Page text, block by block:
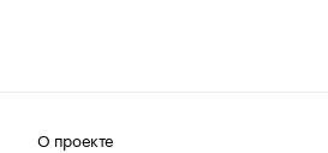
О проекте